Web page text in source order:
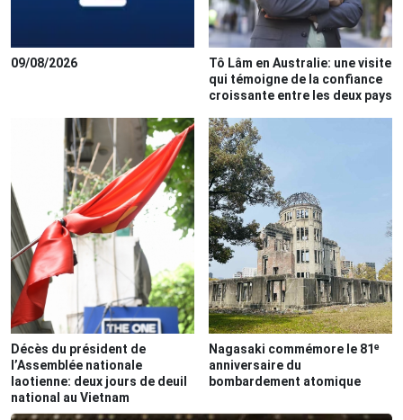
09/08/2026
Tô Lâm en Australie: une visite
qui témoigne de la confiance
croissante entre les deux pays
Décès du président de
l’Assemblée nationale
laotienne: deux jours de deuil
national au Vietnam
Nagasaki commémore le 81ᵉ
anniversaire du
bombardement atomique